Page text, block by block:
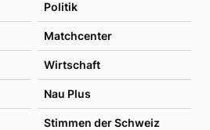
Politik
Matchcenter
Wirtschaft
Nau Plus
Stimmen der Schweiz